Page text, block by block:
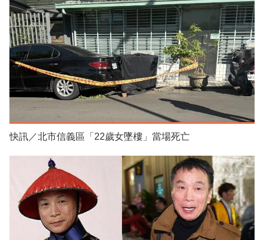
快訊／北市信義區「22歲女墜樓」當場死亡